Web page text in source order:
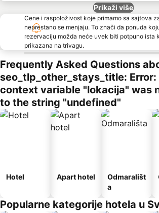
Prikaži više
Cene i raspoloživost koje primamo sa sajtova
neprestano se menjaju. To znači da ponuda
rezervaciju možda neće uvek biti potpuno ista
prikazana na trivagu.
Frequently Asked Questions
seo_tlp_other_stays_title:
context variable "lokacija" was
to the string "undefined"
Hotel Apart hotel
Odmarališt
a
Popularne kategorije hotela u